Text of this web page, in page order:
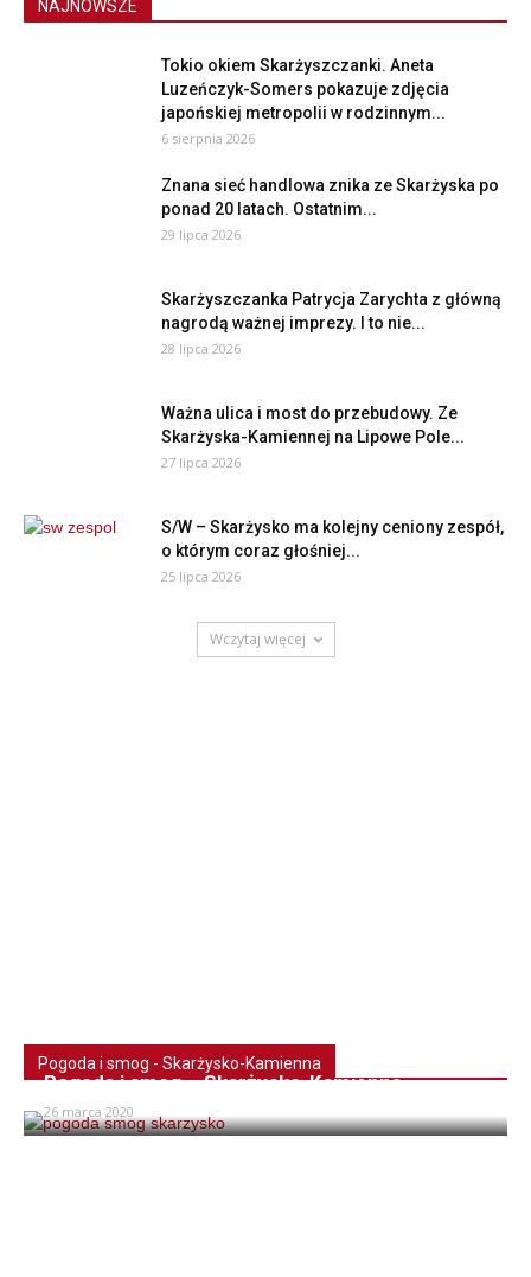
NAJNOWSZE
Tokio okiem Skarżyszczanki. Aneta
Luzeńczyk-Somers pokazuje zdjęcia
japońskiej metropolii w rodzinnym...
6 sierpnia 2026
Znana sieć handlowa znika ze Skarżyska po
ponad 20 latach. Ostatnim...
29 lipca 2026
Skarżyszczanka Patrycja Zarychta z główną
nagrodą ważnej imprezy. I to nie...
28 lipca 2026
Ważna ulica i most do przebudowy. Ze
Skarżyska-Kamiennej na Lipowe Pole...
27 lipca 2026
S/W – Skarżysko ma kolejny ceniony zespół,
o którym coraz głośniej...
25 lipca 2026
Wczytaj więcej
Pogoda i smog - Skarżysko-Kamienna
Pogoda i smog – Skarżysko-Kamienna
26 marca 2020